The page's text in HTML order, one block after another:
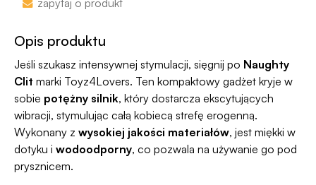
Dyskrecji — jeśli ją naruszymy, zwrócimy Ci
100 dni na zwrot. Sam proces jesy niezwykle
programu Wygodne Zwroty®
zapytaj o produkt
Opis produktu
Jeśli szukasz intensywnej stymulacji, sięgnij po Naughty
Clit marki Toyz4Lovers. Ten kompaktowy gadżet kryje w
sobie potężny silnik, który dostarcza ekscytujących
wibracji, stymulując całą kobiecą strefę erogenną.
Wykonany z wysokiej jakości materiałów, jest miękki w
dotyku i wodoodporny, co pozwala na używanie go pod
prysznicem.